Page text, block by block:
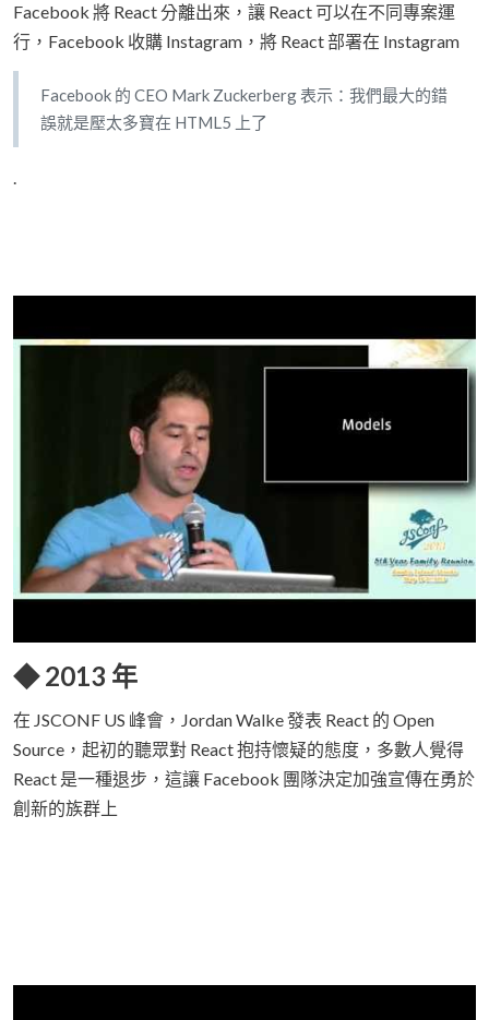
Facebook 將 React 分離出來，讓 React 可以在不同專案運
行，Facebook 收購 Instagram，將 React 部署在 Instagram
Facebook 的 CEO Mark Zuckerberg 表示：我們最大的錯
誤就是壓太多寶在 HTML5 上了
.
◆ 2013 年
在 JSCONF US 峰會，Jordan Walke 發表 React 的 Open
Source，起初的聽眾對 React 抱持懷疑的態度，多數人覺得
React 是一種退步，這讓 Facebook 團隊決定加強宣傳在勇於
創新的族群上